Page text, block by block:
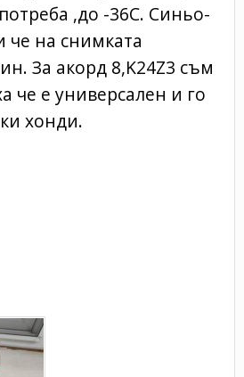
,до -36С. Синьо-
че на снимката
За акорд 8,K24Z3 съм
че е универсален и го
хонди.